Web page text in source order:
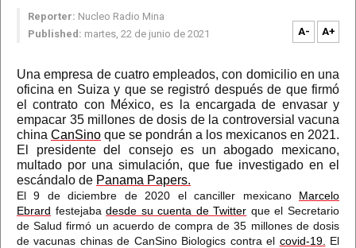
Reporter: Nucleo Radio Mina
Published: martes, 22 de junio de 2021 A- A+
Una empresa de cuatro empleados, con domicilio en una
oficina en Suiza y que se registró después de que firmó
el contrato con México, es la encargada de envasar y
empacar 35 millones de dosis de la controversial vacuna
china CanSino que se pondrán a los mexicanos en 2021.
El presidente del consejo es un abogado mexicano,
multado por una simulación, que fue investigado en el
escándalo de Panama Papers.
El 9 de diciembre de 2020 el canciller mexicano Marcelo
Ebrard festejabadesde su cuenta de Twitter que el Secretario
de Salud firmó un acuerdo de compra de 35 millones de dosis
de vacunas chinas de CanSino Biologics contra el covid-19.
El